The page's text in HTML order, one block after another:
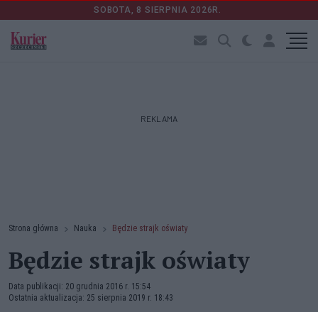
SOBOTA, 8 SIERPNIA 2026R.
REKLAMA
Strona główna Nauka Będzie strajk oświaty
Będzie strajk oświaty
Data publikacji: 20 grudnia 2016 r. 15:54
Ostatnia aktualizacja: 25 sierpnia 2019 r. 18:43